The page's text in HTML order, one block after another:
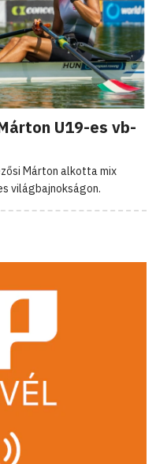
U19-es vb-
Márton alkotta mix
világbajnokságon.